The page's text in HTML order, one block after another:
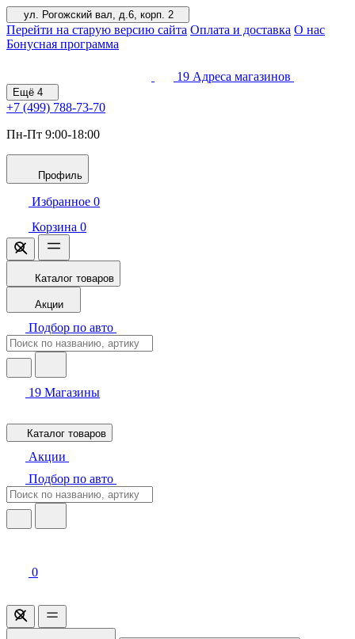
ул. Рогожский вал, д.6, корп. 2
Перейти на старую версию сайта Оплата и доставка О нас
Бонусная программа
19 Адреса магазинов
Ещё 4
+7 (499) 788-73-70
Пн-Пт 9:00-18:00
Профиль
Избранное 0
Корзина 0
Каталог товаров
Акции
Подбор по авто
19 Магазины
Каталог товаров
Акции
Подбор по авто
0